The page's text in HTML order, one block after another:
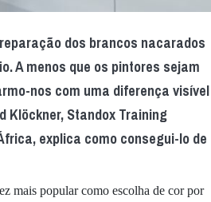
dos brancos nacarados
A menos que os pintores sejam
nos com uma diferença visível
Klöckner, Standox Training
explica como consegui-lo de
mais popular como escolha de cor por